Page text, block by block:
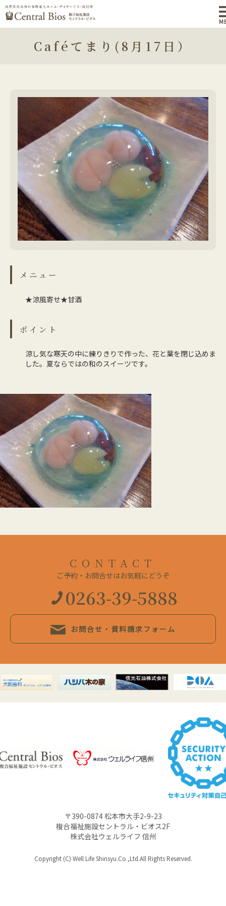
Caféてまり(8月17日）
メニュー
★涼風寄せ★甘酒
ポイント
涼し気な寒天の中に練りきりで作った、花と葉を閉じ込めま
した。夏ならではの和のスイーツです。
CONTACT
ご予約・お問合せはお気軽にどうぞ
0263-39-5888
お問合せ・資料請求フォーム
〒390-0874 松本市大手2-9-23
複合福祉施設セントラル・ビオス2F
株式会社ウェルライフ 信州
Copyright (C) Well Life Shinsyu.Co.,Ltd.All Rights Reserved.